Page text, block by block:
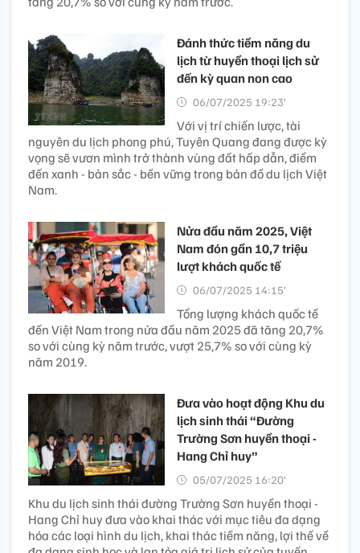
Đánh thức tiềm năng du
lịch từ huyền thoại lịch sử
đến kỳ quan non cao
06/07/2025 19:23’
Với vị trí chiến lược, tài
nguyên du lịch phong phú, Tuyên Quang đang được kỳ
vọng sẽ vươn mình trở thành vùng đất hấp dẫn, điểm
đến xanh - bản sắc - bền vững trong bản đồ du lịch Việt
Nam.
Nửa đầu năm 2025, Việt
Nam đón gần 10,7 triệu
lượt khách quốc tế
06/07/2025 14:15’
Tổng lượng khách quốc tế
đến Việt Nam trong nửa đầu năm 2025 đã tăng 20,7%
so với cùng kỳ năm trước, vượt 25,7% so với cùng kỳ
năm 2019.
Đưa vào hoạt động Khu du
lịch sinh thái “Đường
Trường Sơn huyền thoại -
Hang Chỉ huy”
05/07/2025 16:20’
Khu du lịch sinh thái đường Trường Sơn huyền thoại -
Hang Chỉ huy đưa vào khai thác với mục tiêu đa dạng
hóa các loại hình du lịch, khai thác tiềm năng, lợi thế về